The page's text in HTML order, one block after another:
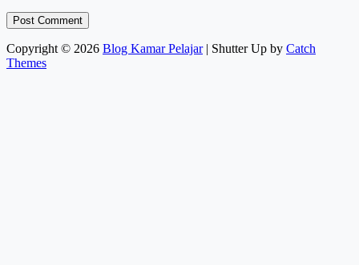
Copyright © 2026 Blog Kamar Pelajar | Shutter Up by Catch
Themes